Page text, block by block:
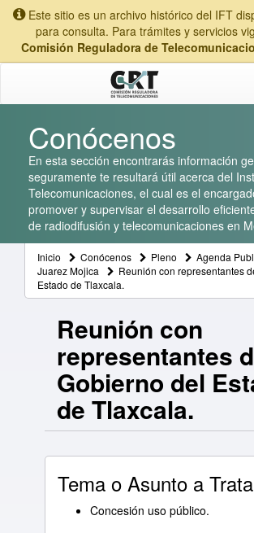
Este sitio es un archivo histórico del IFT
para consulta. Para trámites y servicios
Comisión Reguladora de
Conócenos
En esta sección encontrarás información
seguramente te resultará útil acerca del
Telecomunicaciones, el cual es el
promover y supervisar el desarrollo
de radiodifusión y telecomunicaciones en
Inicio Conócenos Pleno Agenda
Juarez Mojica
Reunión con representantes
Estado de Tlaxcala.
Reunión con
representantes
Gobierno del
de Tlaxcala.
Tema o Asunto a
Concesión uso público.